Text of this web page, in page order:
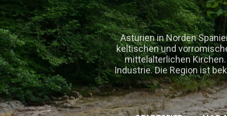
Asturien in Norden
keltischen und
mittelalterlichen
Industrie. Die Region ist